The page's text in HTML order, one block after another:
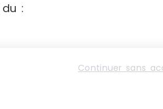
:
Continuer sans